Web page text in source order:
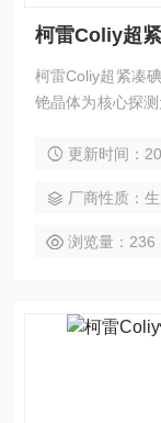
柯雷Coliy超
柯雷Coliy超紧凑
铯晶体为核心探
m。设备响应时
析，整机重量250
更新时间：
厂商性质：
浏览量：236